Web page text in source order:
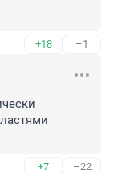
+18 –1
+7 –22